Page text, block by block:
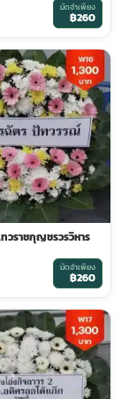
มัดจำเพียง
฿260
วราชกุญชรวรวิหาร
มัดจำเพียง
฿260